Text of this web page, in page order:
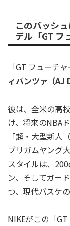
このバッシ
デル「GT フ
「GT フューチ
ィバンツァ（AJ
彼は、全米の高
け、将来のNBA
「超・大型新人
ブリガムヤング
スタイルは、
ン、そしてガー
つ、現代バスケ
NIKEがこの「